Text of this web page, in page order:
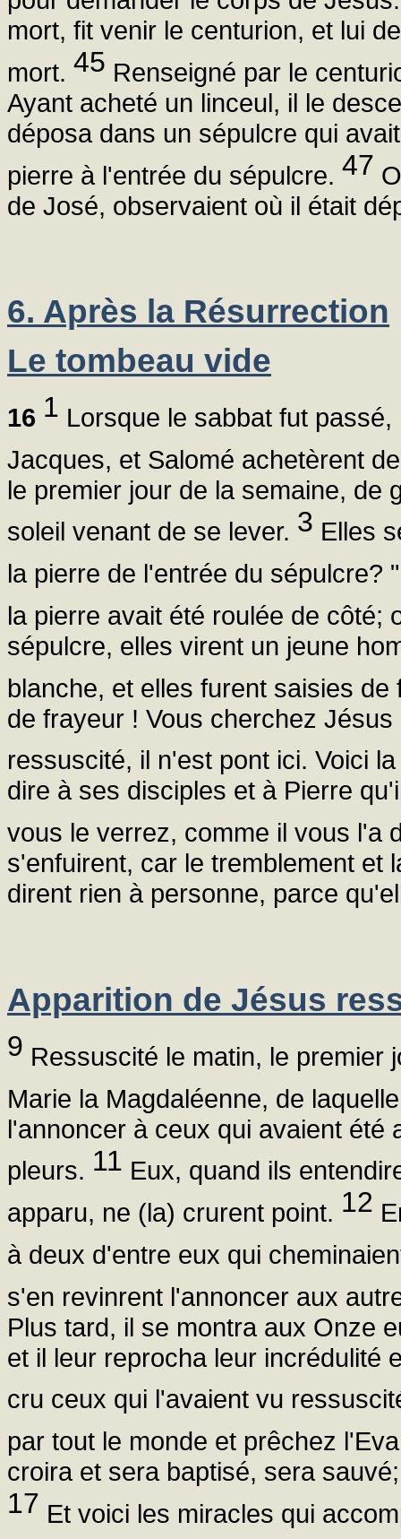
mort, fit venir le centurion, et lui
mort. 45 Renseigné par le
Ayant acheté un linceul, il le
déposa dans un sépulcre qui
pierre à l'entrée du sépulcre. 47
de José, observaient où il était
6. Après la Résurrection
Le tombeau vide
16 1 Lorsque le sabbat fut
Jacques, et Salomé achetèrent
le premier jour de la semaine, de
soleil venant de se lever. 3 Elles
la pierre de l'entrée du sépulcre?
la pierre avait été roulée de côté;
sépulcre, elles virent un jeune
blanche, et elles furent saisies
de frayeur ! Vous cherchez
ressuscité, il n'est pont ici. Voici
dire à ses disciples et à Pierre
vous le verrez, comme il vous l'a
s'enfuirent, car le tremblement et
dirent rien à personne, parce
Apparition de Jésus
9 Ressuscité le matin, le premier
Marie la Magdaléenne, de
l'annoncer à ceux qui avaient été
pleurs. 11 Eux, quand ils
apparu, ne (la) crurent point. 12
à deux d'entre eux qui
s'en revinrent l'annoncer aux
Plus tard, il se montra aux Onze
et il leur reprocha leur
cru ceux qui l'avaient vu
par tout le monde et prêchez
croira et sera baptisé, sera
17 Et voici les miracles qui